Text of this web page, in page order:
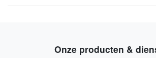
Onze producten &